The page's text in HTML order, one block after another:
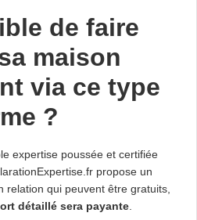
de faire
maison
via ce type
?
expertise poussée et certifiée
propose un
relation qui peuvent être gratuits,
détaillé sera payante